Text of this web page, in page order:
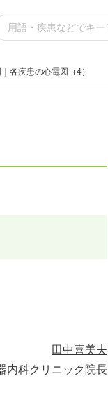
各疾患の心電図（4）
田中喜美夫
内科クリニック院長